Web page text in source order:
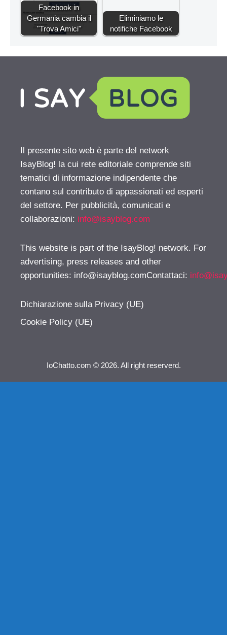
Facebook in
Germania cambia il
"Trova Amici"
Eliminiamo le
notifiche Facebook
Il presente sito web è parte del network
IsayBlog! la cui rete editoriale comprende siti
tematici di informazione indipendente che
contano sul contributo di appassionati ed esperti
del settore. Per pubblicità, comunicati e
collaborazioni: info@isayblog.com
This website is part of the IsayBlog! network. For
advertising, press releases and other
opportunities: info@isayblog.comContattaci:
Dichiarazione sulla Privacy (UE)
Cookie Policy (UE)
IoChatto.com © 2026. All right reserverd.